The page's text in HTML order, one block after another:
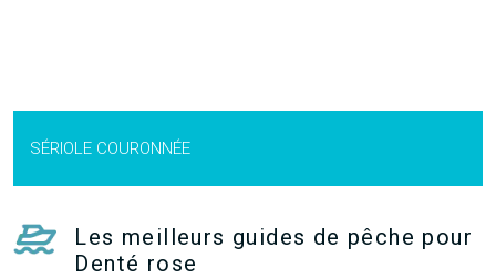
SÉRIOLE COURONNÉE
Les meilleurs guides de pêche pour
Denté rose